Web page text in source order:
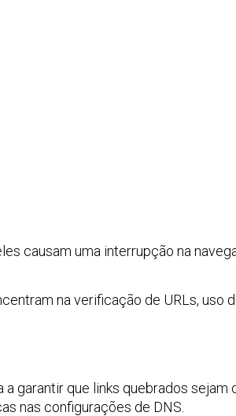
causam uma interrupção na
na verificação de URLs, uso
a garantir que links quebrados
nas configurações de DNS.